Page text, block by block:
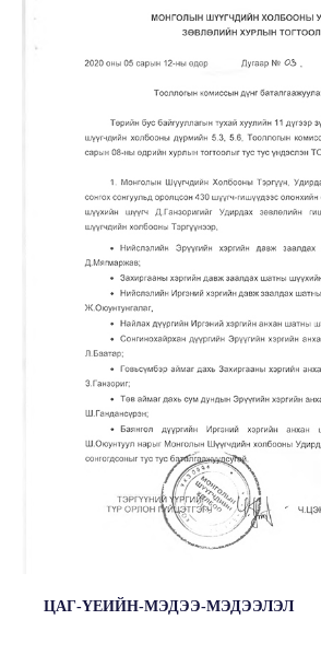
ЦАГ-ҮЕИЙН-МЭДЭЭ-МЭДЭЭЛЭЛ